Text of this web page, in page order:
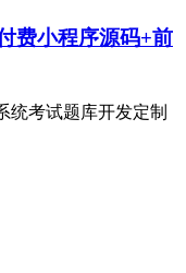
费小程序源码+前
统考试题库开发定制